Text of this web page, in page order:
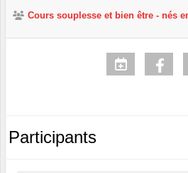
Cours souplesse et bien être - nés
Participants